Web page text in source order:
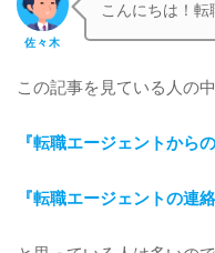
佐々木
こんにちは！転
この記事を見ている人の
『転職エージェントから
『転職エージェントの連